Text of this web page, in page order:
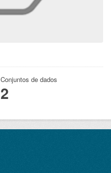
Conjuntos de dados
2